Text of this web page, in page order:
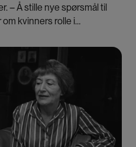
– Å stille nye spørsmål til
kvinners rolle i